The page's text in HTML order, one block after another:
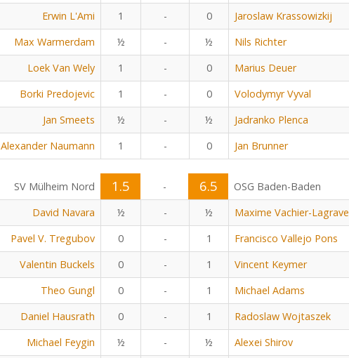
Erwin L'Ami 1 - 0 Jaroslaw Krassowizkij
Max Warmerdam ½ - ½ Nils Richter
Loek Van Wely 1 - 0 Marius Deuer
Borki Predojevic 1 - 0 Volodymyr Vyval
Jan Smeets ½ - ½ Jadranko Plenca
Alexander Naumann 1 - 0 Jan Brunner
SV Mülheim Nord 1.5 - 6.5
OSG Baden-Baden
David Navara ½ - ½ Maxime Vachier-Lagrave
Pavel V. Tregubov 0 - 1 Francisco Vallejo Pons
Valentin Buckels 0 - 1 Vincent Keymer
Theo Gungl 0 - 1 Michael Adams
Daniel Hausrath 0 - 1 Radoslaw Wojtaszek
Michael Feygin ½ - ½ Alexei Shirov